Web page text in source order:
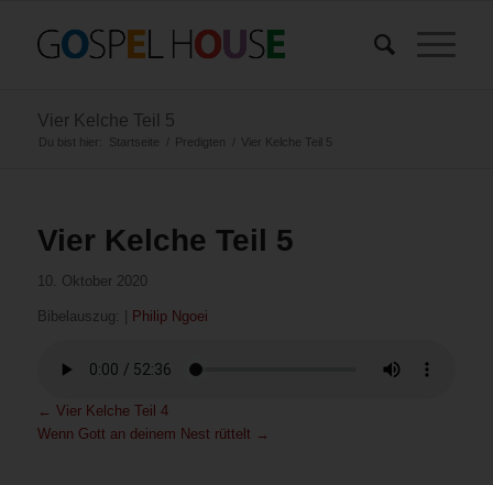
Vier Kelche Teil 5
Du bist hier: Startseite / Predigten / Vier Kelche Teil 5
Vier Kelche Teil 5
10. Oktober 2020
Bibelauszug: Philip Ngoei
← Vier Kelche Teil 4
Wenn Gott an deinem Nest rüttelt →